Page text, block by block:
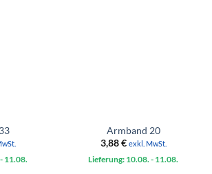
- 11.08.
Armband 20
3,88€ exkl. MwSt.
Lieferung: 10.08. - 11.08.